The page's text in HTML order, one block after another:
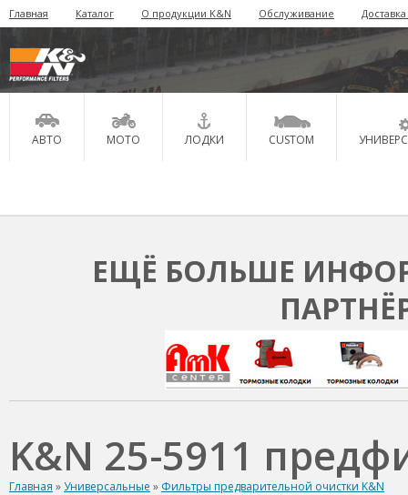
Главная Каталог О продукции K&N Обслуживание
АВТО МОТО ЛОДКИ CUSTOM
ЕЩЁ БОЛЬШЕ
K&N 25-5911
Главная »Универсальные » Фильтры предварительной очистки K&N